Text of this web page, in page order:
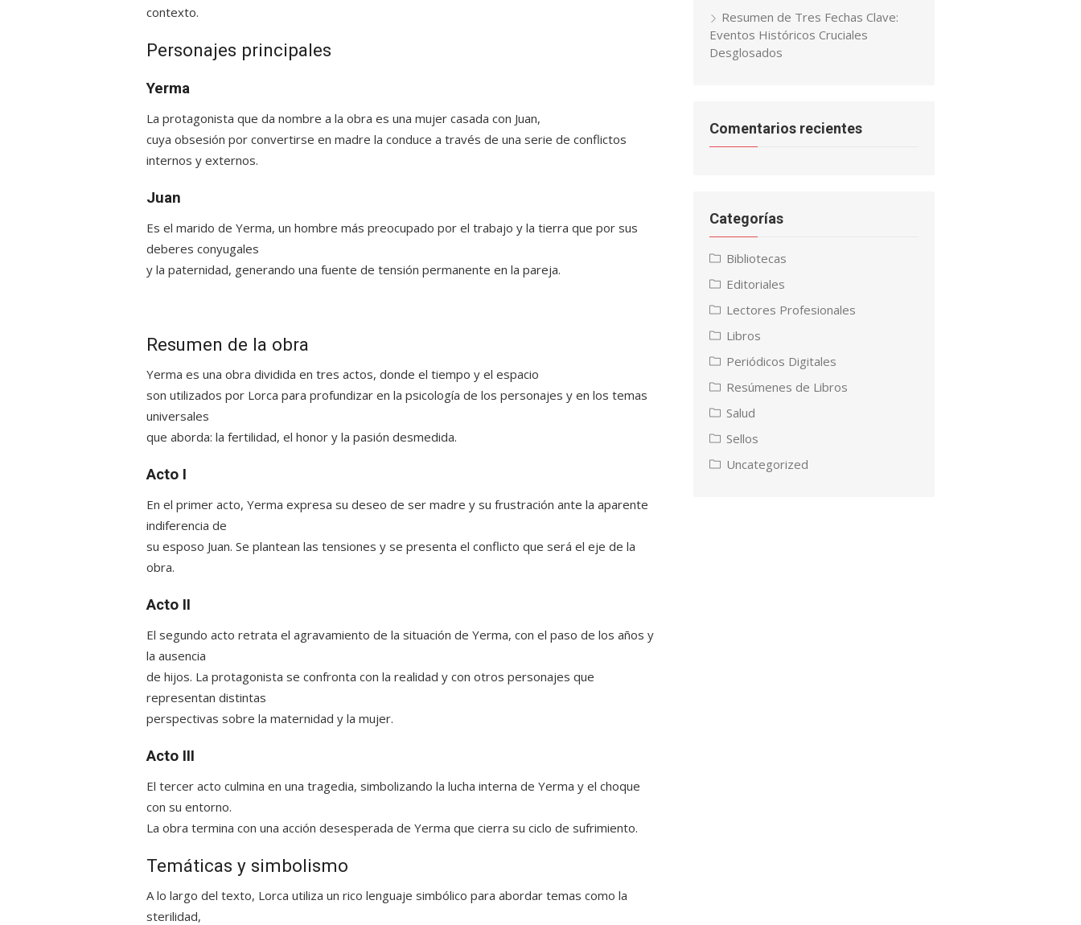
contexto.
Personajes principales
Yerma
La protagonista que da nombre a la obra es una mujer casada con Juan,
cuya obsesión por convertirse en madre la conduce a través de una serie de conflictos
internos y externos.
Juan
Es el marido de Yerma, un hombre más preocupado por el trabajo y la tierra que por sus
deberes conyugales
y la paternidad, generando una fuente de tensión permanente en la pareja.
Resumen de la obra
Yerma es una obra dividida en tres actos, donde el tiempo y el espacio
son utilizados por Lorca para profundizar en la psicología de los personajes y en los temas
universales
que aborda: la fertilidad, el honor y la pasión desmedida.
Acto I
En el primer acto, Yerma expresa su deseo de ser madre y su frustración ante la aparente
indiferencia de
su esposo Juan. Se plantean las tensiones y se presenta el conflicto que será el eje de la
obra.
Acto II
El segundo acto retrata el agravamiento de la situación de Yerma, con el paso de los años y
la ausencia
de hijos. La protagonista se confronta con la realidad y con otros personajes que
representan distintas
perspectivas sobre la maternidad y la mujer.
Acto III
El tercer acto culmina en una tragedia, simbolizando la lucha interna de Yerma y el choque
con su entorno.
La obra termina con una acción desesperada de Yerma que cierra su ciclo de sufrimiento.
Temáticas y simbolismo
A lo largo del texto, Lorca utiliza un rico lenguaje simbólico para abordar temas como la
sterilidad,
Resumen de Tres Fechas Clave:
Eventos Históricos Cruciales
Desglosados
Comentarios recientes
Categorías
Bibliotecas
Editoriales
Lectores Profesionales
Libros
Periódicos Digitales
Resúmenes de Libros
Salud
Sellos
Uncategorized